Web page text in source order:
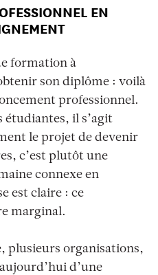
EN
formation à
son diplôme : voilà
professionnel.
étudiantes, il s’agit
le projet de devenir
c’est plutôt une
connexe en
est claire : ce
marginal.
plusieurs organisations,
d’une